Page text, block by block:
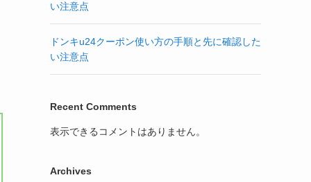
い注意点
ドンキu24クーポン使い方の手順と先に確認した
い注意点
Recent Comments
表示できるコメントはありません。
Archives